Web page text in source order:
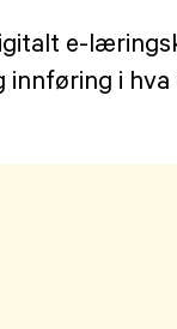
e-
innføring i